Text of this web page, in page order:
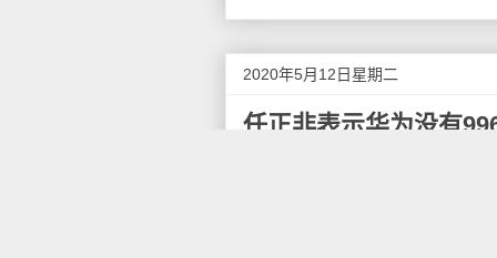
2020年5月12日星期二
任正非表示华为没有